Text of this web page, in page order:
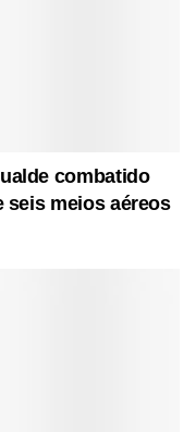
combatido
seis meios aéreos